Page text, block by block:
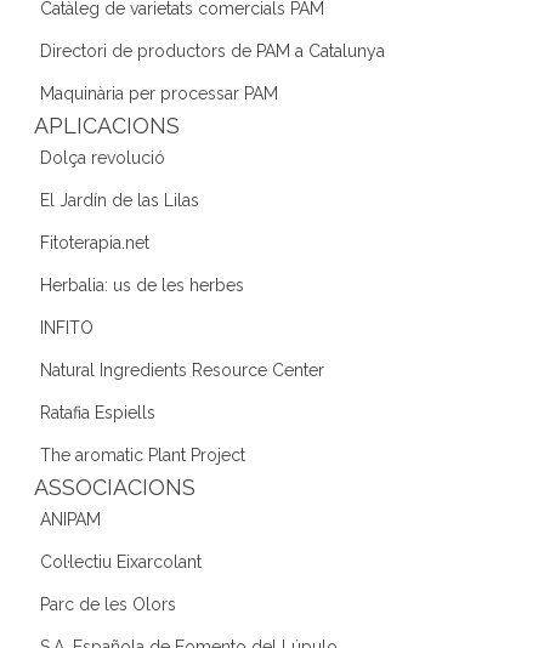
o
o
k
m n
Catàleg de varietats comercials PAM
Directori de productors de PAM a Catalunya
Maquinària per processar PAM
APLICACIONS
Dolça revolució
El Jardín de las Lilas
Fitoterapia.net
Herbalia: us de les herbes
INFITO
Natural Ingredients Resource Center
Ratafia Espiells
The aromatic Plant Project
ASSOCIACIONS
ANIPAM
Col·lectiu Eixarcolant
Parc de les Olors